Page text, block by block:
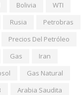
Bolivia
WTI
Rusia
Petrobras
Precios Del Petróleo
Gas
Iran
Gas Natural
Arabia Saudita